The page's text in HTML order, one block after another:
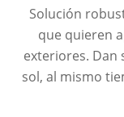
Solución
que quieren
exteriores. Dan
sol, al mismo